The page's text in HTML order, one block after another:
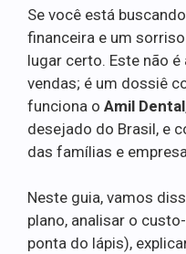
Se você está
financeira e um
lugar certo. Este não
vendas; é um dossiê
funciona o Amil Dental
desejado do Brasil, e
das famílias e
Neste guia, vamos
plano, analisar o
ponta do lápis),